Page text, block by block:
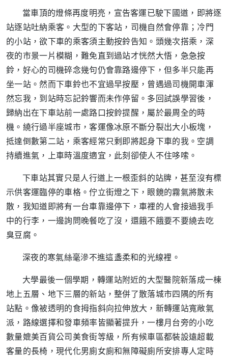
當車頂的燈條再度明亮，宣告客運已駛下國道，即將逐
站逐站吐納乘客。大型的下客站，司機自然會停靠；冷門
的小站，欲下車的乘客須主動按鈴告知。頭幾次搭乘，深
夜的市景一片模糊，難免直到過站才恍然大悟，急急按
鈴，好心的司機碎念幾句仍會靠路邊停下，但多半只能再
坐一站。然而下車鈴也不宜過早按壓，曾遇過司機開車渾
然忘我，到站時忘記鈴響而未作停留。多回試誤學習後，
歸納出在下車站前一處路口按鈴提醒，屬於最周全的時
機。繞行過半座城市，客運像冰原不斷分裂出大小板塊，
抵達倒數第二站，乘客經常只剩即將起身下車的我。空調
持續進氣，上車時溫度適宜，此刻卻使人不住哆嗦。
下車站其實只是人行道上一根歪斜的站牌，甚至沒有標
示供客運臨停的車格。佇立街燈之下，眼鏡的霧氣將散未
散，我知道即將有一台車靠邊停下，車裡的人會接過我手
中的行李，一邊詢問晚餐吃了沒，還餓不餓要不要繞去吃
臭豆腐。
深夜的寒氣絲毫滲不進這盞柔和的光線裡。
大學最後一個學期，轉運站附近的大型醫院新落成一棟
地上五層、地下三層的新站，整併了散落城市四隅的所有
站點。像被透明的食拇指斜向拉伸放大，新轉運站寬敞氣
派，路線選擇和發車頻率皆顯著提升，一樓月台旁的小吃
數量媲美百貨公司美食街等級，所有候車區都裝設遠超載
客量的長椅，現代化男廁女廁和無障礙廁所安排專人定時